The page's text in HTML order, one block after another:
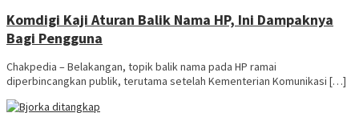
Komdigi Kaji Aturan Balik Nama HP, Ini Dampaknya
Bagi Pengguna
Chakpedia – Belakangan, topik balik nama pada HP ramai
diperbincangkan publik, terutama setelah Kementerian Komunikasi […]